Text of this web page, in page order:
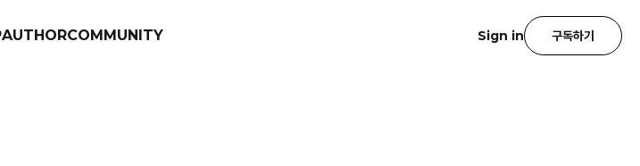
AUTHORCOMMUNITY Sign in 구독하기